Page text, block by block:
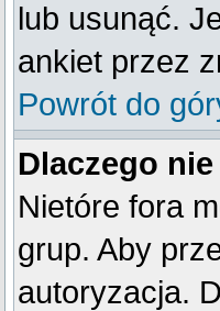
lub usunąć.
ankiet przez
Powrót do
Dlaczego
Nietóre fora
grup. Aby
autoryzacja.